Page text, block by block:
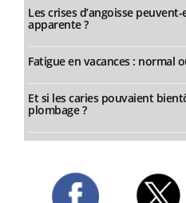
Les crises d’angoisse
apparente ?
Fatigue en vacances : normal
Et si les caries pouvaient
plombage ?